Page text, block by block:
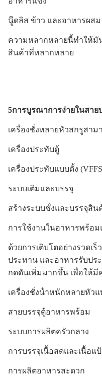
นู๊ดลิส ข้าว และอาหารผสม
ความหลากหลายนี้ทําให้มั
สินค้าที่หลากหลาย
5การบูรณาการง่ายในสาย
เครื่องชั่งหลายหัวสกรูสาม
เครื่องประทับตู้
เครื่องประทับแบบตั้ง
ระบบเติมและบรรจุ
สร้างระบบชั่งและบรรจุสิ
การใช้งานในอาหารพร้อม
ด้วยการเติบโตอย่างรวดเ
ประทาน และอาหารรับปร
กดดันเพิ่มมากขึ้น เพื่อให้
เครื่องชั่งน้ําหนักหลายหัว
สายบรรจุตู้อาหารพร้อม
ระบบการผลิตครัวกลาง
การบรรจุเนื้อสดและเนื้อแป้
การผลิตอาหารสะดวก